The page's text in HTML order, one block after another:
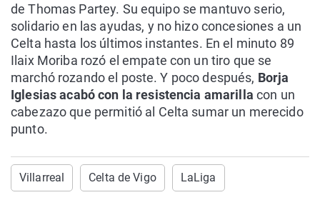
de Thomas Partey. Su equipo se mantuvo serio,
solidario en las ayudas, y no hizo concesiones a un
Celta hasta los últimos instantes. En el minuto 89
Ilaix Moriba rozó el empate con un tiro que se
marchó rozando el poste. Y poco después, Borja
Iglesias acabó con la resistencia amarilla con un
cabezazo que permitió al Celta sumar un merecido
punto.
Villarreal Celta de Vigo LaLiga